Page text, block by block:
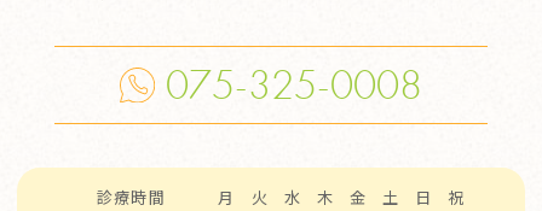
075-325-0008
診療時間 月 火 水 木 金 土 日 祝